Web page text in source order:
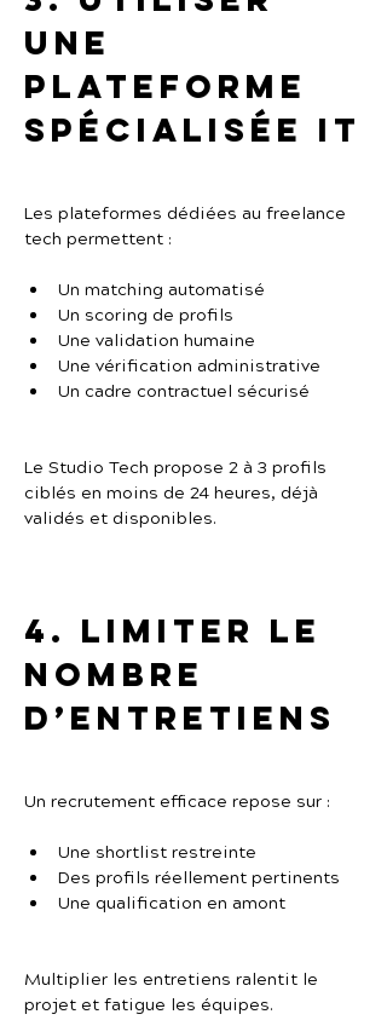
une
plateforme
spécialisée IT
Les plateformes dédiées au freelance
tech permettent :
Un matching automatisé
Un scoring de profils
Une validation humaine
Une vérification administrative
Un cadre contractuel sécurisé
Le Studio Tech propose 2 à 3 profils
ciblés en moins de 24 heures, déjà
validés et disponibles.
4. Limiter le
nombre
d’entretiens
Un recrutement efficace repose sur :
Une shortlist restreinte
Des profils réellement pertinents
Une qualification en amont
Multiplier les entretiens ralentit le
projet et fatigue les équipes.